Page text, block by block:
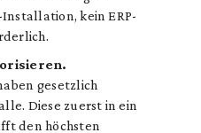
kein ERP-
gesetzlich
Diese zuerst in ein
den höchsten